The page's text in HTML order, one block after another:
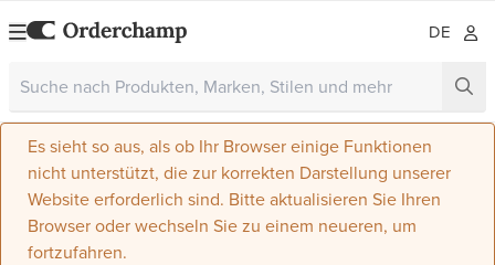
DE
Es sieht so aus, als ob Ihr Browser einige Funktionen
nicht unterstützt, die zur korrekten Darstellung unserer
Website erforderlich sind. Bitte aktualisieren Sie Ihren
Browser oder wechseln Sie zu einem neueren, um
fortzufahren.